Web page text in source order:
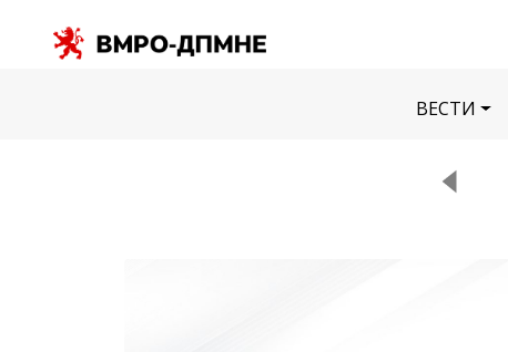
ВЕСТИ